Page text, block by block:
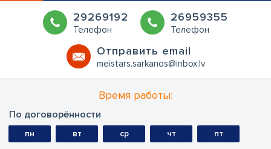
29269192
Телефон
26959355
Телефон
Oтправить email
meistars.sarkanos@inbox.lv
Время работы:
По договорённости
пн вт ср чт пт